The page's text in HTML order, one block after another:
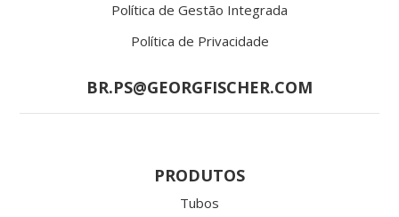
Política de Gestão Integrada
Política de Privacidade
BR.PS@GEORGFISCHER.COM
PRODUTOS
Tubos